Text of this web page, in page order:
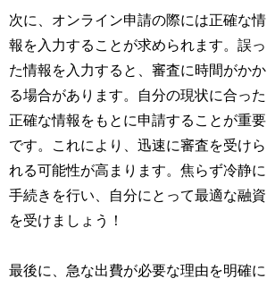
次に、オンライン申請の際には正確な情
報を入力することが求められます。誤っ
た情報を入力すると、審査に時間がかか
る場合があります。自分の現状に合った
正確な情報をもとに申請することが重要
です。これにより、迅速に審査を受けら
れる可能性が高まります。焦らず冷静に
手続きを行い、自分にとって最適な融資
を受けましょう！
最後に、急な出費が必要な理由を明確に